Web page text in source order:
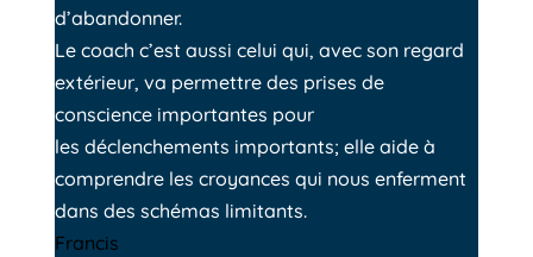
d’abandonner.
Le coach c’est aussi celui qui, avec son regard
extérieur, va permettre des prises de
conscience importantes pour
les déclenchements importants; elle aide à
comprendre les croyances qui nous enferment
dans des schémas limitants.
Francis